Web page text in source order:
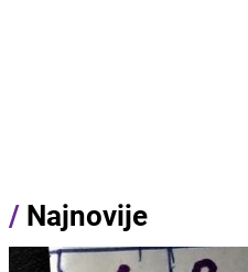
/ Najnovije